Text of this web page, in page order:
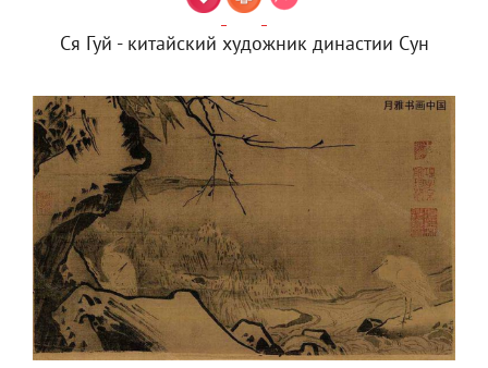
Ся Гуй - китайский художник династии Сун